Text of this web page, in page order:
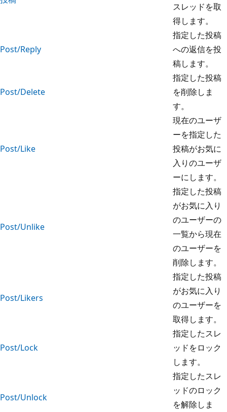
スレッドを取
得します。
Post/Reply
指定した投稿
への返信を投
稿します。
Post/Delete
指定した投稿
を削除しま
す。
Post/Like
現在のユーザ
ーを指定した
投稿がお気に
入りのユーザ
ーにします。
Post/Unlike
指定した投稿
がお気に入り
のユーザーの
一覧から現在
のユーザーを
削除します。
Post/Likers
指定した投稿
がお気に入り
のユーザーを
取得します。
Post/Lock
指定したスレ
ッドをロック
します。
Post/Unlock
指定したスレ
ッドのロック
を解除しま